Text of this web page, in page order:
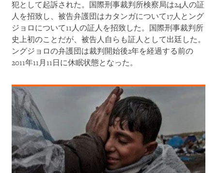
犯として起訴された。国際刑事裁判所検察局は24人の証
人を招致し、被告弁護団はカタンガについて17人とング
ジョロについて11人の証人を招致した。国際刑事裁判所
史上初のことだが、被告人自らも証人として出廷した。
ングジョロの弁護団は裁判開始後2年を経過する前の
2011年11月11日に休眠状態となった。